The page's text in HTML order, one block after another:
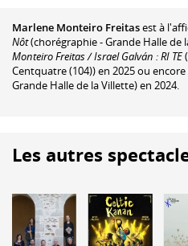
Marlene Monteiro Freitasest à
Nôt(chorégraphie - Grande Halle de
Monteiro Freitas / Israel Galván : RI TE
Centquatre (104)) en 2025 ou encore
Grande Halle de la Villette) en 2024.
Les autres